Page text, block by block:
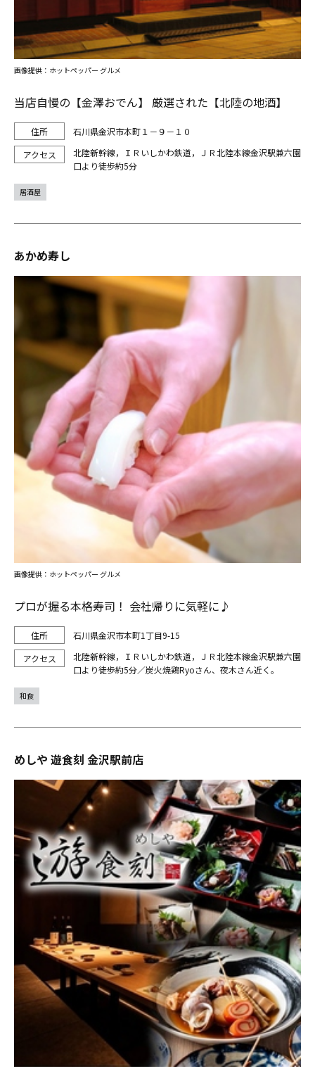
当店自慢の【金澤おでん】 厳選された【北陸の地酒】
石川県金沢市本町１－９－１０
北陸新幹線，ＩＲいしかわ鉄道，ＪＲ北陸本線金沢駅兼六園
口より徒歩約5分
画像提供：ホットペッパー グルメ
居酒屋
あかめ寿し
プロが握る本格寿司！ 会社帰りに気軽に♪
石川県金沢市本町1丁目9-15
北陸新幹線，ＩＲいしかわ鉄道，ＪＲ北陸本線金沢駅兼六園
口より徒歩約5分／炭火焼鶏Ryoさん、夜木さん近く。
画像提供：ホットペッパー グルメ
和食
めしや 遊食刻 金沢駅前店